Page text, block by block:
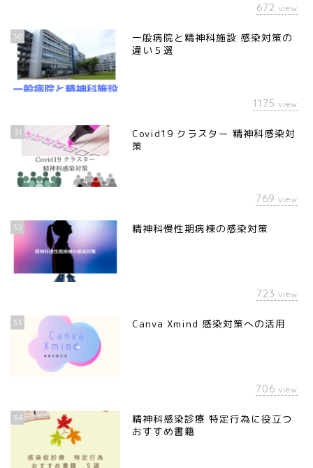
672 view
30
一般病院と精神科施設 感染対策の
違い５選
1175 view
31
Covid19 クラスター 精神科感染対
策
769 view
32 精神科慢性期病棟の感染対策
723 view
33 Canva Xmind 感染対策への活用
706 view
34
精神科感染診療 特定行為に役立つ
おすすめ書籍